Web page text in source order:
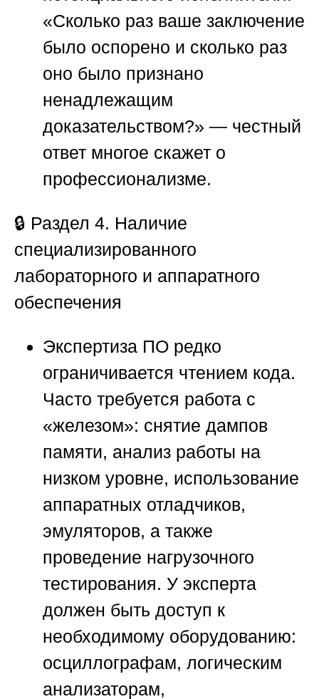
«Сколько раз ваше заключение
было оспорено и сколько раз
оно было признано
ненадлежащим
доказательством?» — честный
ответ многое скажет о
профессионализме.
🔒 Раздел 4. Наличие
специализированного
лабораторного и аппаратного
обеспечения
Экспертиза ПО редко
ограничивается чтением кода.
Часто требуется работа с
«железом»: снятие дампов
памяти, анализ работы на
низком уровне, использование
аппаратных отладчиков,
эмуляторов, а также
проведение нагрузочного
тестирования. У эксперта
должен быть доступ к
необходимому оборудованию:
осциллографам, логическим
анализаторам,